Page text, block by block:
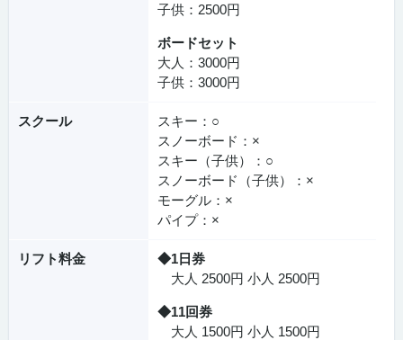
子供：2500円
ボードセット
大人：3000円
子供：3000円
スクール
スキー：○
スノーボード：×
スキー（子供）：○
スノーボード（子供）：×
モーグル：×
パイプ：×
リフト料金
◆1日券
大人 2500円 小人 2500円
◆11回券
大人 1500円 小人 1500円